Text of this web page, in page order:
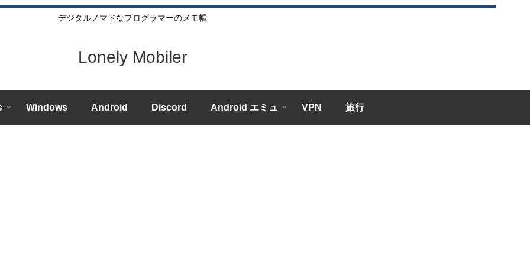
デジタルノマドなプログラマーのメモ帳
Lonely Mobiler
Windows Android Discord Android エミュ VPN 旅行